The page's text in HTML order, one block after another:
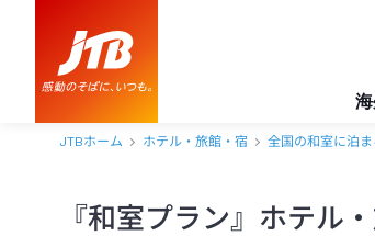
JTBホーム ホテル・旅館・宿 全国の和室に泊ま
『和室プラン』ホテル